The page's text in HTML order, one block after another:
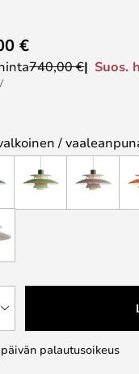
€
740,00 € Suos.
/
palautusoikeus